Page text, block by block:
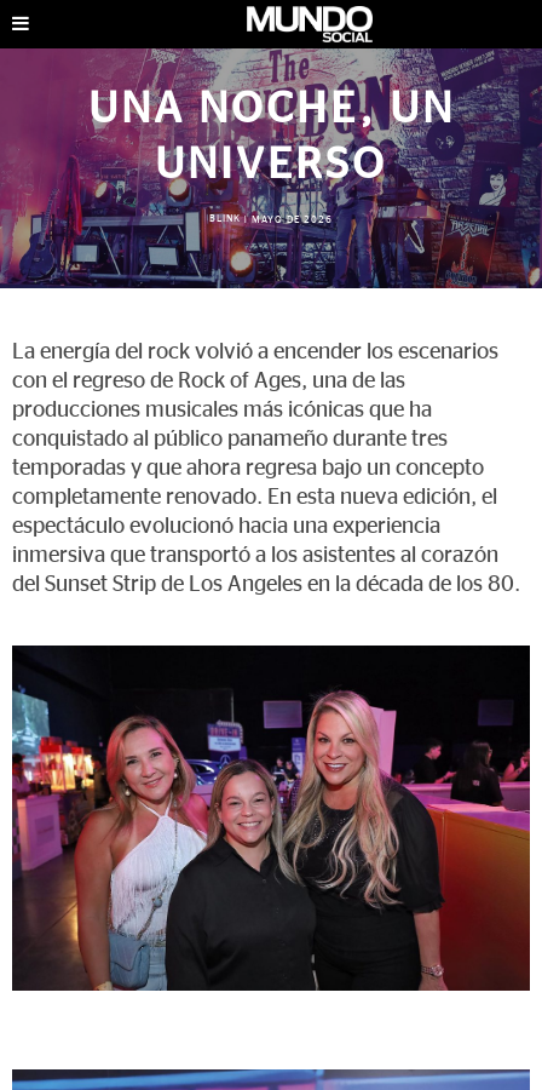
UNA NOCHE, UN
UNIVERSO
BLINK|MAYO DE 2026
La energía del rock volvió a encender los escenarios
con el regreso de Rock of Ages, una de las
producciones musicales más icónicas que ha
conquistado al público panameño durante tres
temporadas y que ahora regresa bajo un concepto
completamente renovado. En esta nueva edición, el
espectáculo evolucionó hacia una experiencia
inmersiva que transportó a los asistentes al corazón
del Sunset Strip de Los Angeles en la década de los 80.